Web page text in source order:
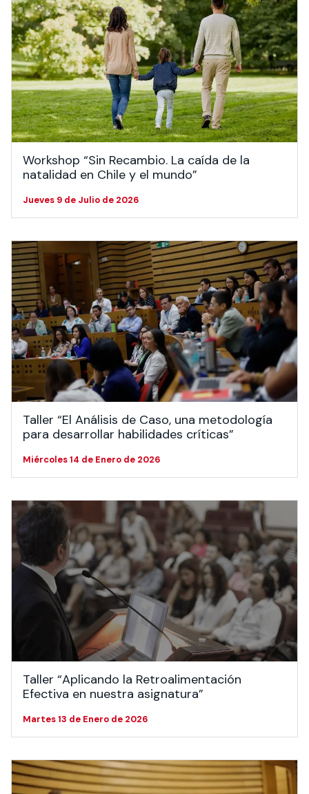
cursos
Especialidades y
estadías
Te puede
interesar:
International
students
Facultades
interesar:
2025
vinculación con la
sociedad
Extensión Cultural
Te puede interesar: Filantropía y Donaciones
intercambio
Servicios y apoyos
Te puede
interesar:
Explora el campus
Uandes
Noticias
estudiantiles
Workshop “Sin Recambio. La caída de la
natalidad en Chile y el mundo”
Jueves 9 de Julio de 2026
Taller “El Análisis de Caso, una metodología
para desarrollar habilidades críticas”
Miércoles 14 de Enero de 2026
Taller “Aplicando la Retroalimentación
Efectiva en nuestra asignatura”
Martes 13 de Enero de 2026